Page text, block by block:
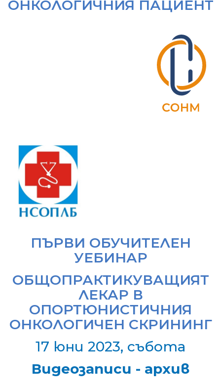
ОНКОЛОГИЧНИЯ ПАЦИЕНТ
ПЪРВИ ОБУЧИТЕЛЕН
УЕБИНАР
ОБЩОПРАКТИКУВАЩИЯТ
ЛЕКАР В
ОПОРТЮНИСТИЧНИЯ
ОНКОЛОГИЧЕН СКРИНИНГ
17 юни 2023, събота
Видеозаписи - архив